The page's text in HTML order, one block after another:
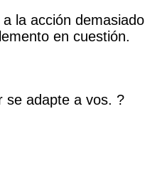
la acción demasiado
en cuestión.
se adapte a vos. ?⁣⁣⁣⁣⁣⁣⁣⁣⁣⁣⁣⁣⁣⁣⁣⁣⁣⁣⁣